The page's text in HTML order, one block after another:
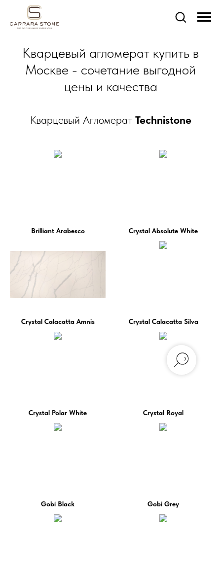
Кварцевый агломерат купить в
Москве - сочетание выгодной
цены и качества
Кварцевый Агломерат Technistone
Brilliant Arabesco Crystal Absolute White
Crystal Calacatta Amnis Crystal Calacatta Silva
Crystal Polar White Crystal Royal
Gobi Black Gobi Grey